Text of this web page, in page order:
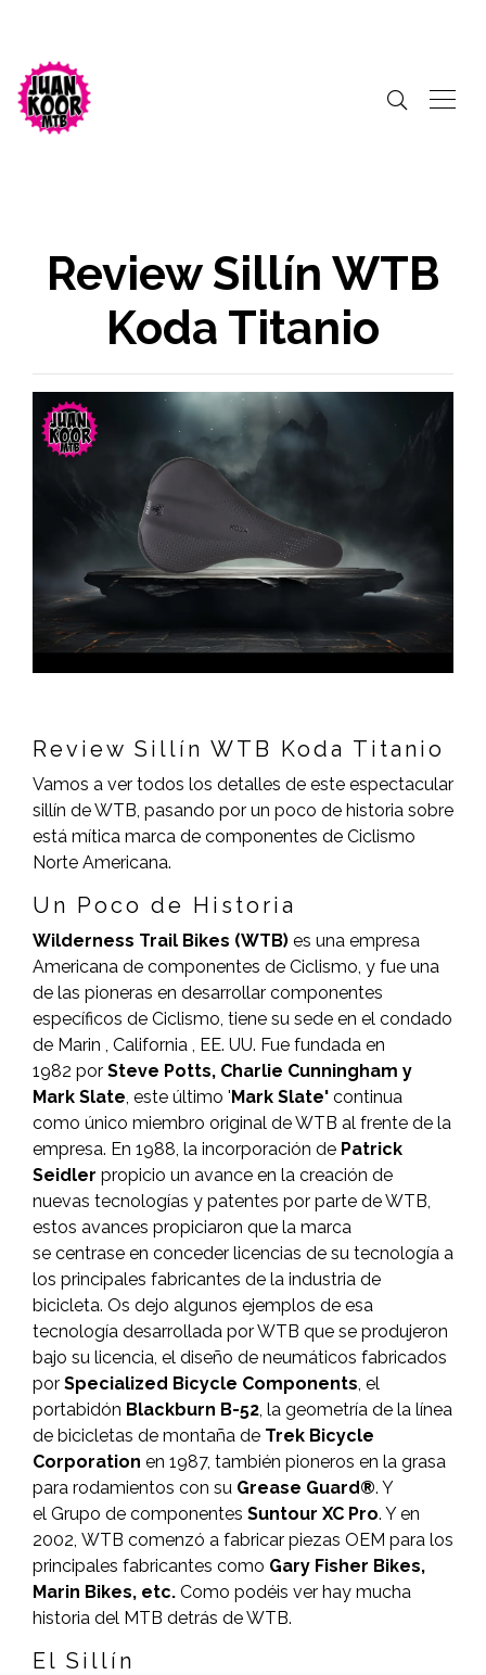
Review Sillín WTB
Koda Titanio
Review Sillín WTB Koda Titanio
Vamos a ver todos los detalles de este espectacular
sillín de WTB, pasando por un poco de historia sobre
está mítica marca de componentes de Ciclismo
Norte Americana.
Un Poco de Historia
Wilderness Trail Bikes (WTB) es una empresa
Americana de componentes de Ciclismo, y fue una
de las pioneras en desarrollar componentes
específicos de Ciclismo, tiene su sede en el condado
de Marin , California , EE. UU. Fue fundada en
1982 por Steve Potts, Charlie Cunningham y
Mark Slate , este último 'Mark Slate' continua
como único miembro original de WTB al frente de la
empresa. En 1988, la incorporación de Patrick
Seidler propicio un avance en la creación de
nuevas tecnologías y patentes por parte de WTB,
estos avances propiciaron que la marca
se centrase en conceder licencias de su tecnología a
los principales fabricantes de la industria de
bicicleta. Os dejo algunos ejemplos de esa
tecnología desarrollada por WTB que se produjeron
bajo su licencia, el diseño de neumáticos fabricados
por Specialized Bicycle Components , el
portabidón Blackburn B-52 , la geometría de la línea
de bicicletas de montaña de Trek Bicycle
Corporation en 1987, también pioneros en la grasa
para rodamientos con su Grease Guard®. Y
el Grupo de componentes Suntour XC Pro. Y en
2002, WTB comenzó a fabricar piezas OEM para los
principales fabricantes como Gary Fisher Bikes,
Marin Bikes, etc. Como podéis ver hay mucha
historia del MTB detrás de WTB.
El Sillín